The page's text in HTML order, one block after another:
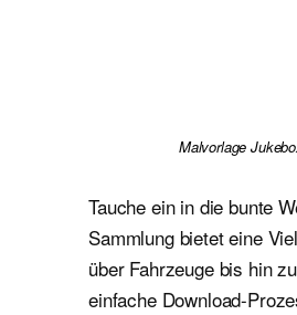
Malvorlage
Tauche ein in die bunte
Sammlung bietet eine
über Fahrzeuge bis hin
einfache Download-